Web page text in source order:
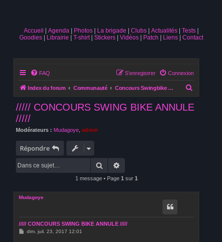
Accueil Agenda Photos La brigade Clubs Actualités
Tests
Goodies
Librairie T-shirt Stickers Vidéos Patch Liens Contact
FAQ Connexion
S’enregistrer
Index du forum Communauté Concours Swingbike [ANNULE]
c
///// CONCOURS SWING BIKE ANNULE
/////
Modérateurs : Mudagoye admin
Répondre
Rechercher
1 message • Page 1 sur 1
Mudagoye
///// CONCOURS SWING BIKE ANNULE /////
Mdim. juil. 23, 2017 12:01